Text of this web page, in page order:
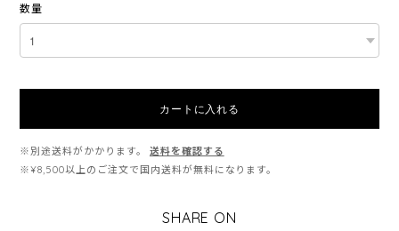
数量
カートに入れる
※別途送料がかかります。
送料を確認する
※¥8,500以上のご注文で国内送料が無料になります。
SHARE ON